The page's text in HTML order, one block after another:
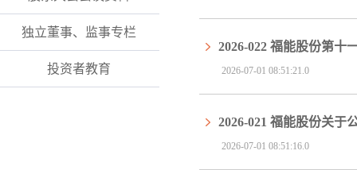
独立董事、监事专栏
投资者教育
2026-022 福能股份第十
2026-07-01 08:51:21.0
2026-021 福能股份关于
2026-07-01 08:51:16.0